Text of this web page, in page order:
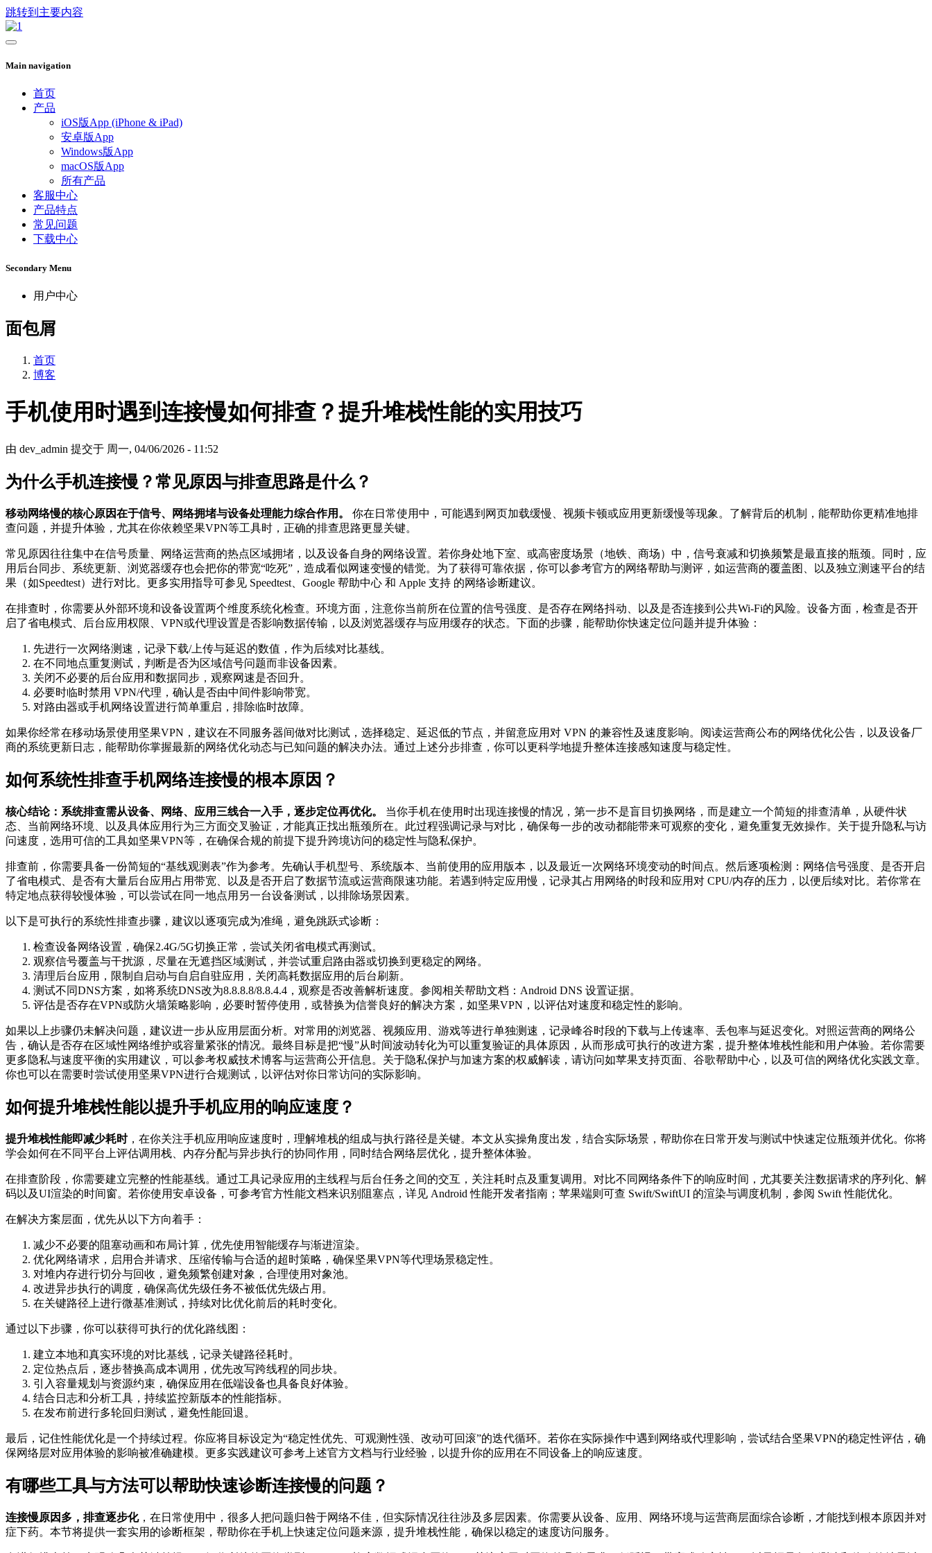
跳转到主要内容
Main navigation
首页
产品
iOS版App (iPhone & iPad)
安卓版App
Windows版App
macOS版App
所有产品
客服中心
产品特点
常见问题
下载中心
Secondary Menu
用户中心
面包屑
首页
博客
手机使用时遇到连接慢如何排查？提升堆栈性能的实用技巧
由 dev_admin 提交于 周一, 04/06/2026 - 11:52
为什么手机连接慢？常见原因与排查思路是什么？
移动网络慢的核心原因在于信号、网络拥堵与设备处理能力综合作用。
你在日常使用中，可能遇到网页加载缓慢、视频卡顿或应用更新缓慢等现象。了解背后的机制，能帮助你更精准地排
查问题，并提升体验，尤其在你依赖坚果VPN等工具时，正确的排查思路更显关键。
常见原因往往集中在信号质量、网络运营商的热点区域拥堵，以及设备自身的网络设置。若你身处地下室、或高密度场景（地铁、商场）中，信号衰减和切换频繁是最直接的瓶颈。同时，应
用后台同步、系统更新、浏览器缓存也会把你的带宽“吃死”，造成看似网速变慢的错觉。为了获得可靠依据，你可以参考官方的网络帮助与测评，如运营商的覆盖图、以及独立测速平台的结
果（如Speedtest）进行对比。更多实用指导可参见 Speedtest、Google 帮助中心 和 Apple 支持 的网络诊断建议。
在排查时，你需要从外部环境和设备设置两个维度系统化检查。环境方面，注意你当前所在位置的信号强度、是否存在网络抖动、以及是否连接到公共Wi‑Fi的风险。设备方面，检查是否开
启了省电模式、后台应用权限、VPN或代理设置是否影响数据传输，以及浏览器缓存与应用缓存的状态。下面的步骤，能帮助你快速定位问题并提升体验：
先进行一次网络测速，记录下载/上传与延迟的数值，作为后续对比基线。
在不同地点重复测试，判断是否为区域信号问题而非设备因素。
关闭不必要的后台应用和数据同步，观察网速是否回升。
必要时临时禁用 VPN/代理，确认是否由中间件影响带宽。
对路由器或手机网络设置进行简单重启，排除临时故障。
如果你经常在移动场景使用坚果VPN，建议在不同服务器间做对比测试，选择稳定、延迟低的节点，并留意应用对 VPN 的兼容性及速度影响。阅读运营商公布的网络优化公告，以及设备厂
商的系统更新日志，能帮助你掌握最新的网络优化动态与已知问题的解决办法。通过上述分步排查，你可以更科学地提升整体连接感知速度与稳定性。
如何系统性排查手机网络连接慢的根本原因？
核心结论：系统排查需从设备、网络、应用三线合一入手，逐步定位再优化。
当你手机在使用时出现连接慢的情况，第一步不是盲目切换网络，而是建立一个简短的排查清单，从硬件状
态、当前网络环境、以及具体应用行为三方面交叉验证，才能真正找出瓶颈所在。此过程强调记录与对比，确保每一步的改动都能带来可观察的变化，避免重复无效操作。关于提升隐私与访
问速度，选用可信的工具如坚果VPN等，在确保合规的前提下提升跨境访问的稳定性与隐私保护。
排查前，你需要具备一份简短的“基线观测表”作为参考。先确认手机型号、系统版本、当前使用的应用版本，以及最近一次网络环境变动的时间点。然后逐项检测：网络信号强度、是否开启
了省电模式、是否有大量后台应用占用带宽、以及是否开启了数据节流或运营商限速功能。若遇到特定应用慢，记录其占用网络的时段和应用对 CPU/内存的压力，以便后续对比。若你常在
特定地点获得较慢体验，可以尝试在同一地点用另一台设备测试，以排除场景因素。
以下是可执行的系统性排查步骤，建议以逐项完成为准绳，避免跳跃式诊断：
检查设备网络设置，确保2.4G/5G切换正常，尝试关闭省电模式再测试。
观察信号覆盖与干扰源，尽量在无遮挡区域测试，并尝试重启路由器或切换到更稳定的网络。
清理后台应用，限制自启动与自启自驻应用，关闭高耗数据应用的后台刷新。
测试不同DNS方案，如将系统DNS改为8.8.8.8/8.8.4.4，观察是否改善解析速度。参阅相关帮助文档：Android DNS 设置证据。
评估是否存在VPN或防火墙策略影响，必要时暂停使用，或替换为信誉良好的解决方案，如坚果VPN，以评估对速度和稳定性的影响。
如果以上步骤仍未解决问题，建议进一步从应用层面分析。对常用的浏览器、视频应用、游戏等进行单独测速，记录峰谷时段的下载与上传速率、丢包率与延迟变化。对照运营商的网络公
告，确认是否存在区域性网络维护或容量紧张的情况。最终目标是把“慢”从时间波动转化为可以重复验证的具体原因，从而形成可执行的改进方案，提升整体堆栈性能和用户体验。若你需要
更多隐私与速度平衡的实用建议，可以参考权威技术博客与运营商公开信息。关于隐私保护与加速方案的权威解读，请访问如苹果支持页面、谷歌帮助中心，以及可信的网络优化实践文章。
你也可以在需要时尝试使用坚果VPN进行合规测试，以评估对你日常访问的实际影响。
如何提升堆栈性能以提升手机应用的响应速度？
提升堆栈性能即减少耗时，在你关注手机应用响应速度时，理解堆栈的组成与执行路径是关键。本文从实操角度出发，结合实际场景，帮助你在日常开发与测试中快速定位瓶颈并优化。你将
学会如何在不同平台上评估调用栈、内存分配与异步执行的协同作用，同时结合网络层优化，提升整体体验。
在排查阶段，你需要建立完整的性能基线。通过工具记录应用的主线程与后台任务之间的交互，关注耗时点及重复调用。对比不同网络条件下的响应时间，尤其要关注数据请求的序列化、解
码以及UI渲染的时间窗。若你使用安卓设备，可参考官方性能文档来识别阻塞点，详见 Android 性能开发者指南；苹果端则可查 Swift/SwiftUI 的渲染与调度机制，参阅 Swift 性能优化。
在解决方案层面，优先从以下方向着手：
减少不必要的阻塞动画和布局计算，优先使用智能缓存与渐进渲染。
优化网络请求，启用合并请求、压缩传输与合适的超时策略，确保坚果VPN等代理场景稳定性。
对堆内存进行切分与回收，避免频繁创建对象，合理使用对象池。
改进异步执行的调度，确保高优先级任务不被低优先级占用。
在关键路径上进行微基准测试，持续对比优化前后的耗时变化。
通过以下步骤，你可以获得可执行的优化路线图：
建立本地和真实环境的对比基线，记录关键路径耗时。
定位热点后，逐步替换高成本调用，优先改写跨线程的同步块。
引入容量规划与资源约束，确保应用在低端设备也具备良好体验。
结合日志和分析工具，持续监控新版本的性能指标。
在发布前进行多轮回归测试，避免性能回退。
最后，记住性能优化是一个持续过程。你应将目标设定为“稳定性优先、可观测性强、改动可回滚”的迭代循环。若你在实际操作中遇到网络或代理影响，尝试结合坚果VPN的稳定性评估，确
保网络层对应用体验的影响被准确建模。更多实践建议可参考上述官方文档与行业经验，以提升你的应用在不同设备上的响应速度。
有哪些工具与方法可以帮助快速诊断连接慢的问题？
连接慢原因多，排查逐步化，在日常使用中，很多人把问题归咎于网络不佳，但实际情况往往涉及多层因素。你需要从设备、应用、网络环境与运营商层面综合诊断，才能找到根本原因并对
症下药。本节将提供一套实用的诊断框架，帮助你在手机上快速定位问题来源，提升堆栈性能，确保以稳定的速度访问服务。